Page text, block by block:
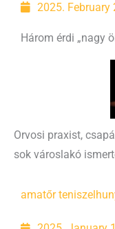
2025. February
Három érdi „nagy
Orvosi praxist,
sok városlakó
amatőr tenisz